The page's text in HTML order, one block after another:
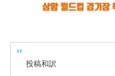
投稿和訳